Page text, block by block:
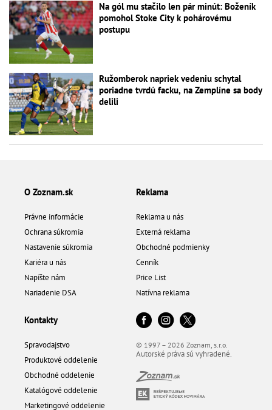
Na gól mu stačilo len pár minút: Boženík
pomohol Stoke City k pohárovému
postupu
Ružomberok napriek vedeniu schytal
poriadne tvrdú facku, na Zemplíne sa body
delili
O Zoznam.sk
Právne informácie
Ochrana súkromia
Nastavenie súkromia
Kariéra u nás
Napíšte nám
Nariadenie DSA
Reklama
Reklama u nás
Externá reklama
Obchodné podmienky
Cenník
Price List
Natívna reklama
Kontakty
Spravodajstvo
Produktové oddelenie
Obchodné oddelenie
Katalógové oddelenie
Marketingové oddelenie
© 1997 – 2026 Zoznam, s.r.o.
Autorské práva sú vyhradené.